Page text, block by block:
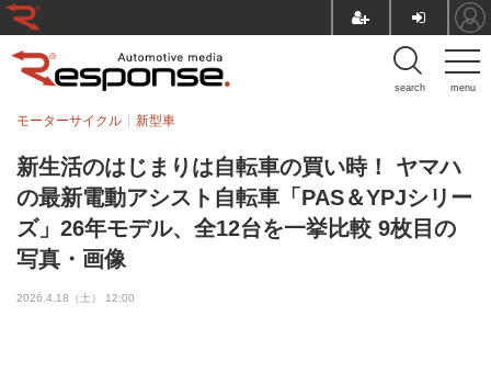
menu
search
新生活のはじまりは自転車の買い時！ ヤマハ
の最新電動アシスト自転車「PAS＆YPJシリー
ズ」26年モデル、全12台を一挙比較 9枚目の
写真・画像
モーターサイクル 新型車
2026.4.18（土） 12:00